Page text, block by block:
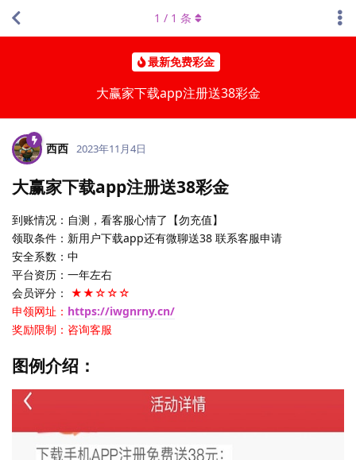
最新免费彩金
大赢家下载app注册送38彩金
1 / 1 条
西西 2023年11月4日
大赢家下载app注册送38彩金
到账情况：自测，看客服心情了【勿充值】
领取条件：新用户下载app还有微聊送38 联系客服申请
安全系数：中
平台资历：一年左右
会员评分： ★★☆☆☆
申领网址： https://iwgnrny.cn/
奖励限制：咨询客服
图例介绍：